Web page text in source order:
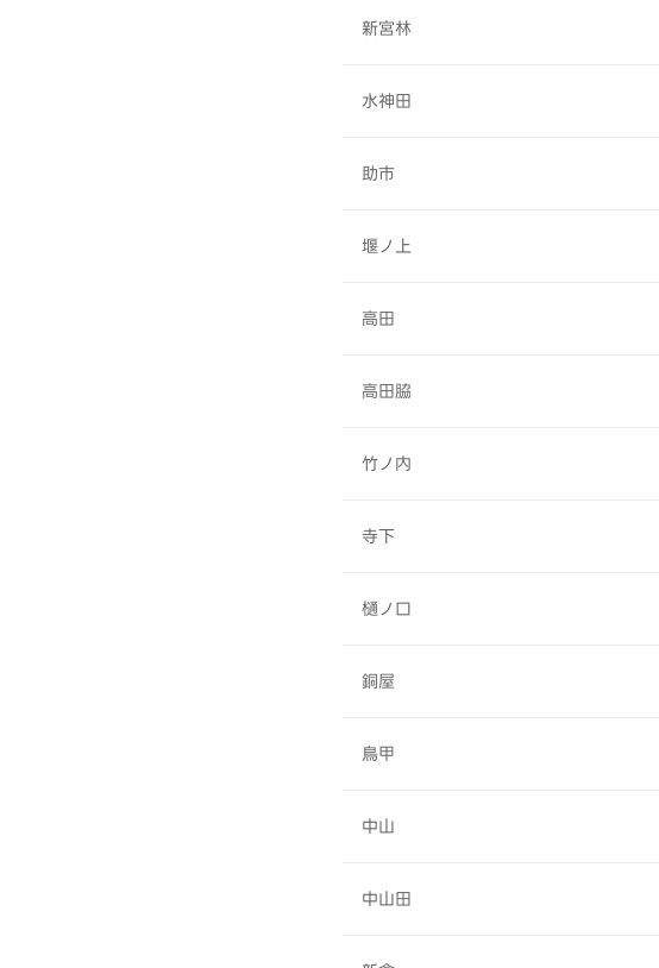
新宮林
水神田
助市
堰ノ上
高田
高田脇
竹ノ内
寺下
樋ノ口
銅屋
鳥甲
中山
中山田